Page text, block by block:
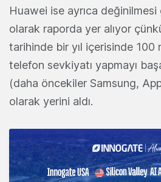
Huawei ise ayrıca
olarak raporda yer alıyor
tarihinde bir yıl içerisinde 100
telefon sevkiyatı yapmayı
(daha öncekiler Samsung,
olarak yerini aldı.